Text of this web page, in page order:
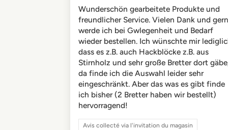
Wunderschön gearbeitete Produkte und
freundlicher Service. Vielen Dank und
werde ich bei Gwlegenheit und Bedarf
wieder bestellen. Ich wünschte mir
dass es z.B. auch Hackblöcke z.B. aus
Stirnholz und sehr große Bretter dort
da finde ich die Auswahl leider sehr
eingeschränkt. Aber das was es gibt finde
ich bisher (2 Bretter haben wir bestellt)
hervorragend!
Avis collecté via l'invitation du magasin